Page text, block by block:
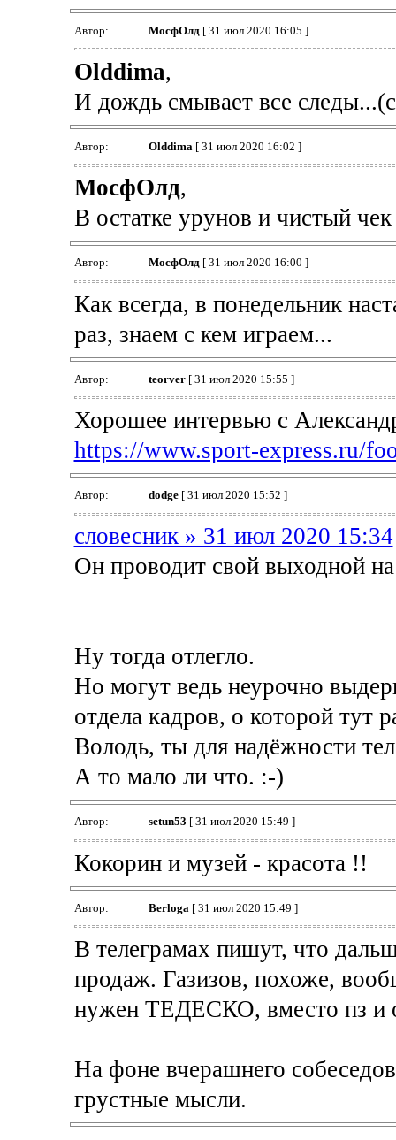
Автор: МосфОлд[ 31 июл 2020 16:05 ]
Olddima,
И дождь смывает все
Автор: Olddima[ 31 июл 2020 16:02 ]
МосфОлд,
В остатке урунов и чистый
Автор: МосфОлд[ 31 июл 2020 16:00 ]
Как всегда, в понедельник
раз, знаем с кем играем...
Автор: teorver[ 31 июл 2020 15:55 ]
Хорошее интервью с
https://www.sport-express.ru/
Автор: dodge[ 31 июл 2020 15:52 ]
словесник » 31 июл 2020 15:34
Он проводит свой выходной
Ну тогда отлегло.
Но могут ведь неурочно
отдела кадров, о которой тут
Володь, ты для надёжности
А то мало ли что. :-)
Автор: setun53 [ 31 июл 2020 15:49 ]
Кокорин и музей - красота !!
Автор: Berloga [ 31 июл 2020 15:49 ]
В телеграмах пишут, что
продаж. Газизов, похоже,
нужен ТЕДЕСКО, вместо пз и
На фоне вчерашнего
грустные мысли.